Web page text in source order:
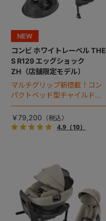
コンビ ホワイトレーベル THE
S R129 エッグショック
ZH（店舗限定モデル）
マルチグリップ新搭載！コン
パクトベッド型チャイルドシ
ート（2026年モデル）。
￥79,200
4.9（10）